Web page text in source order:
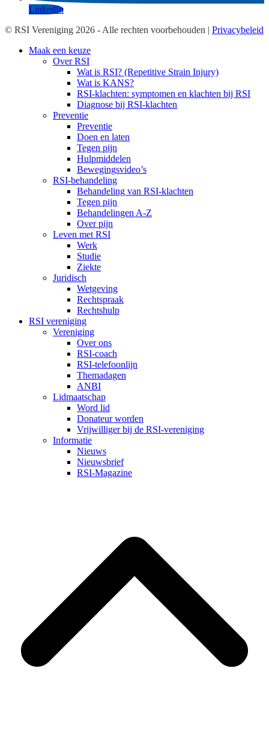
LinkedIn
© RSI Vereniging 2026 - Alle rechten voorbehouden | Privacybeleid
Maak een keuze
Over RSI
Wat is RSI? (Repetitive Strain Injury)
Wat is KANS?
RSI-klachten: symptomen en klachten bij RSI
Diagnose bij RSI-klachten
Preventie
Preventie
Doen en laten
Tegen pijn
Hulpmiddelen
Bewegingsvideo’s
RSI-behandeling
Behandeling van RSI-klachten
Tegen pijn
Behandelingen A-Z
Over pijn
Leven met RSI
Werk
Studie
Ziekte
Juridisch
Wetgeving
Rechtspraak
Rechtshulp
RSI vereniging
Vereniging
Over ons
RSI-coach
RSI-telefoonlijn
Themadagen
ANBI
Lidmaatschap
Word lid
Donateur worden
Vrijwilliger bij de RSI-vereniging
Informatie
Nieuws
Nieuwsbrief
RSI-Magazine